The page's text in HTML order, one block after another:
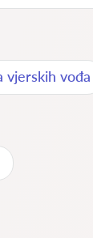
vjerskih vođa